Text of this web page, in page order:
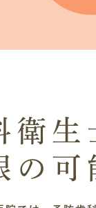
衛生
の可